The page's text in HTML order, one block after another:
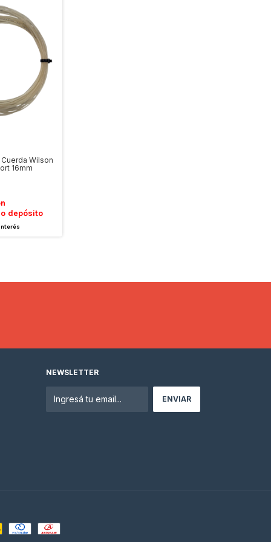
Wilson
16mm
depósito
NEWSLETTER